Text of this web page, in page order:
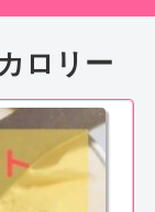
ロリー